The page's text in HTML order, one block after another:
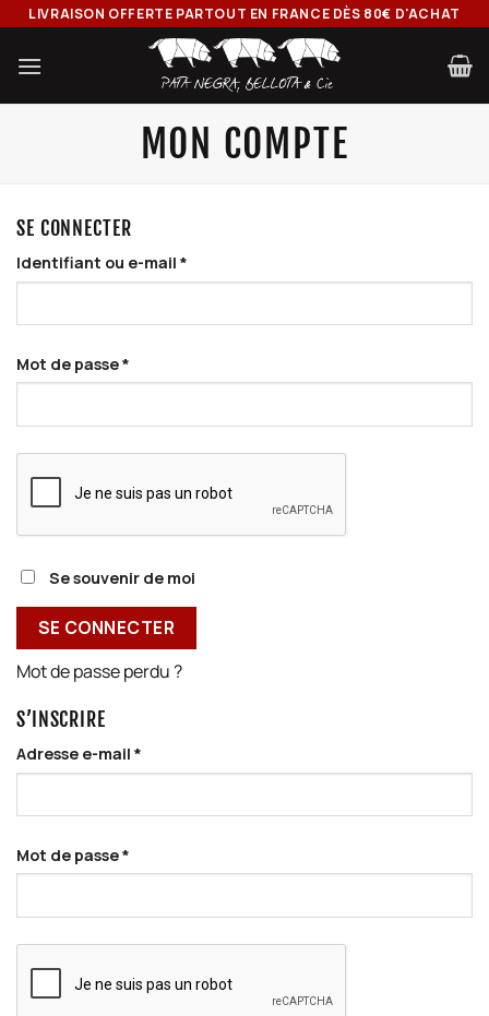
Passer
contenu
LIVRAISON OFFERTE PARTOUT EN FRANCE DÈS 80€ D'ACHAT
MON COMPTE
SE CONNECTER
Identifiant ou e-mail *
Mot de passe*
Se souvenir de moi
SE CONNECTER
Mot de passe perdu ?
S’INSCRIRE
Adresse e-mail *
Mot de passe*